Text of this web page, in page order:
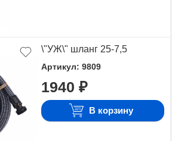
\"УЖ\" шланг 25-7,5
Артикул: 9809
1940 ₽
В корзину